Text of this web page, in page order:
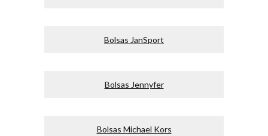
Bolsas JanSport
Bolsas Jennyfer
Bolsas Michael Kors